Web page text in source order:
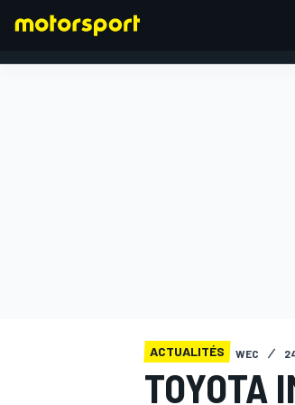
ACTUALITÉS WEC
TOYOTA